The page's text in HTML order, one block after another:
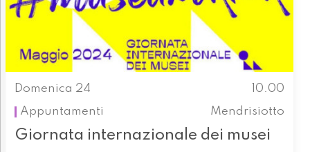
Domenica 24
10.00
Appuntamenti
Mendrisiotto
Giornata internazionale dei musei